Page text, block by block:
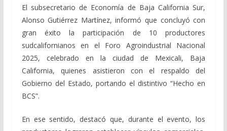
El subsecretario de Economía de Baja California Sur,
Alonso Gutiérrez Martínez, informó que concluyó con
gran éxito la participación de 10 productores
sudcalifornianos en el Foro Agroindustrial Nacional
2025, celebrado en la ciudad de Mexicali, Baja
California, quienes asistieron con el respaldo del
Gobierno del Estado, portando el distintivo “Hecho en
BCS”.
En ese sentido, destacó que, durante el evento, los